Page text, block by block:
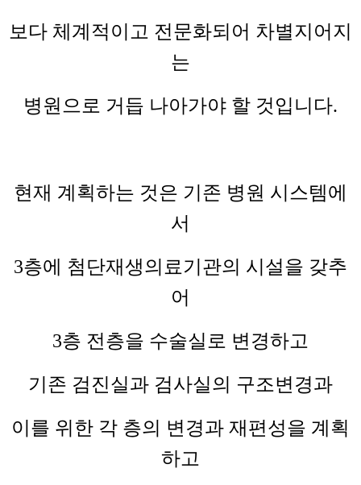
보다 체계적이고 전문화되어 차별지어지
는
병원으로 거듭 나아가야 할 것입니다.
현재 계획하는 것은 기존 병원 시스템에
서
3층에 첨단재생의료기관의 시설을 갖추
어
3층 전층을 수술실로 변경하고
기존 검진실과 검사실의 구조변경과
이를 위한 각 층의 변경과 재편성을 계획
하고